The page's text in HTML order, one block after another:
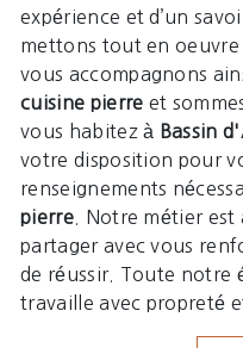
expérience et d’un
mettons tout en
vous accompagnons
cuisine pierre et
vous habitez à Bassin
votre disposition pour
renseignements
pierre. Notre métier est
partager avec vous
de réussir. Toute notre
travaille avec propreté